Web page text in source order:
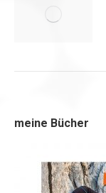
meine Bücher